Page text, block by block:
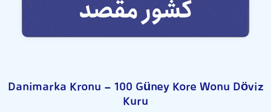
Danimarka Kronu - 100 Güney Kore Wonu Döviz
Kuru